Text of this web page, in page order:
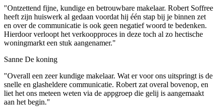
"Ontzettend fijne, kundige en betrouwbare makelaar. Robert Soffree
heeft zijn huiswerk al gedaan voordat hij één stap bij je binnen zet
en over de communicatie is ook geen negatief woord te bedenken.
Hierdoor verloopt het verkoopproces in deze toch al zo hectische
woningmarkt een stuk aangenamer."
Sanne De koning
"Overall een zeer kundige makelaar. Wat er voor ons uitspringt is de
snelle en glasheldere communicatie. Robert zat overal bovenop, en
liet het ons meteen weten via de appgroep die gelij is aangemaakt
aan het begin."